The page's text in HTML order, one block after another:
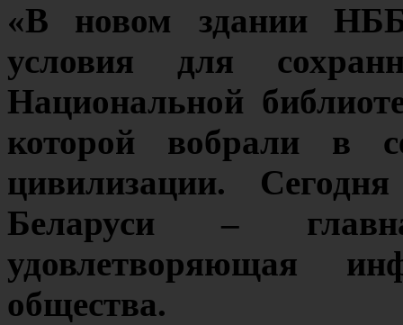
«В новом здании
условия для
Национальной
которой вобрали в
цивилизации.
Беларуси –
удовлетворяющая
общества.